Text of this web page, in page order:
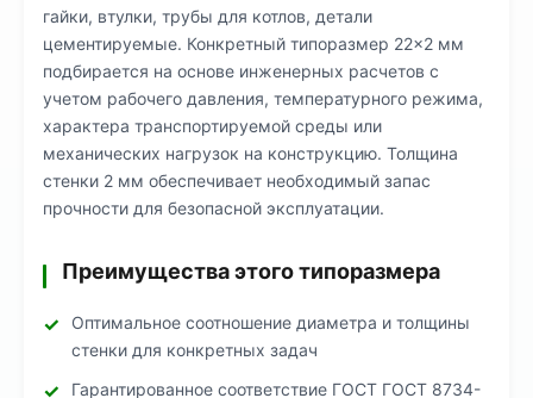
гайки, втулки, трубы для котлов, детали
цементируемые. Конкретный типоразмер 22×2 мм
подбирается на основе инженерных расчетов с
учетом рабочего давления, температурного режима,
характера транспортируемой среды или
механических нагрузок на конструкцию. Толщина
стенки 2 мм обеспечивает необходимый запас
прочности для безопасной эксплуатации.
Преимущества этого типоразмера
Оптимальное соотношение диаметра и толщины
стенки для конкретных задач
Гарантированное соответствие ГОСТ ГОСТ 8734-